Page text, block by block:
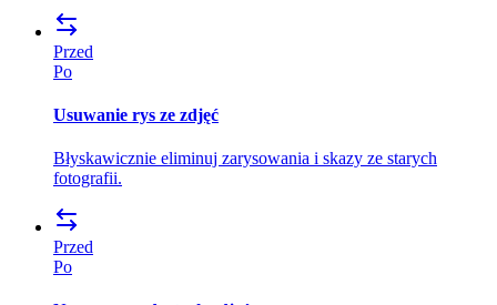
Przed
Po
Usuwanie rys ze zdjęć
Błyskawicznie eliminuj zarysowania i skazy ze starych
fotografii.
Przed
Po